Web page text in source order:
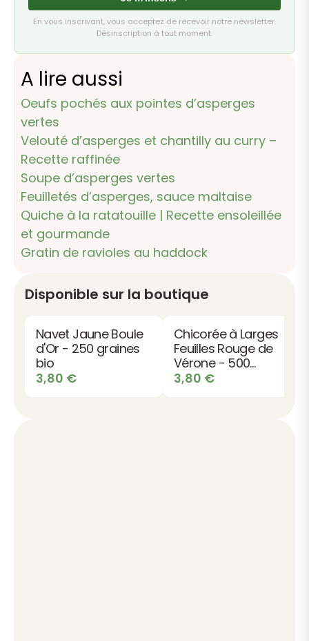
En vous inscrivant, vous acceptez de recevoir notre newsletter.
Désinscription à tout moment.
A lire aussi
Oeufs pochés aux pointes d’asperges
vertes
Velouté d’asperges et chantilly au curry –
Recette raffinée
Soupe d’asperges vertes
Feuilletés d’asperges, sauce maltaise
Quiche à la ratatouille | Recette ensoleillée
et gourmande
Gratin de ravioles au haddock
Disponible sur la boutique
Navet Jaune Boule
d'Or - 250 graines
bio
3,80 €
Chicorée à Larges
Feuilles Rouge de
Vérone - 500
graines bio
3,80 €